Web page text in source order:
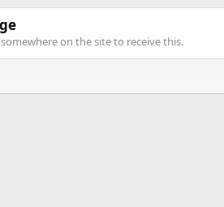
on the site to receive this.